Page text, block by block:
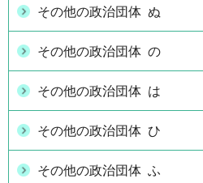
その他の政治団体 ぬ
その他の政治団体 の
その他の政治団体 は
その他の政治団体 ひ
その他の政治団体 ふ